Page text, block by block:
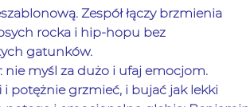
Zespół łączy brzmienia
rocka i hip-hopu bez
gatunków.
nie myśl za dużo i ufaj emocjom.
potężnie grzmieć, i bujać jak lekki